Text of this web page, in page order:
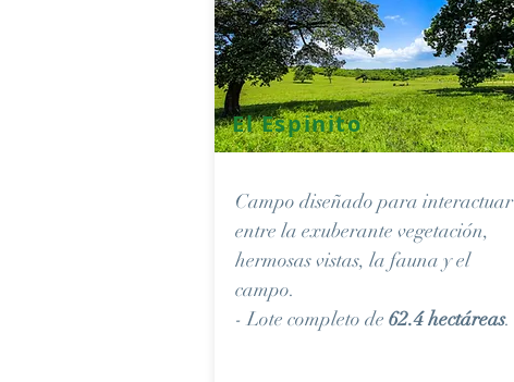
El Espinito
Campo diseñado para interactuar
entre la exuberante vegetación,
hermosas vistas, la fauna y el
campo.
- Lote completo de 62.4 hectáreas.